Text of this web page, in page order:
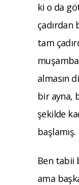
ki o da
çadırdan
tam
almasın
bir ayna,
şekilde
başlamış.
Ben tabii
ama